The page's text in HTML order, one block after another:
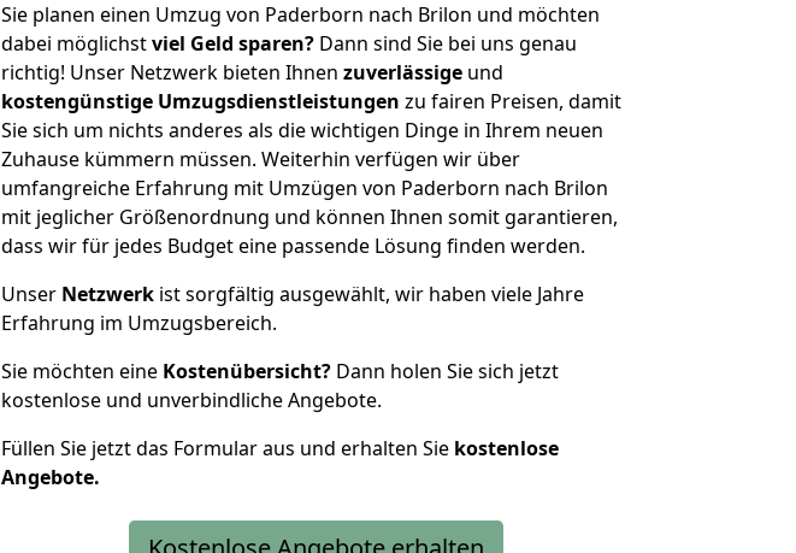
Sie planen einen Umzug von Paderborn nach Brilon und möchten
dabei möglichstviel Geld sparen? Dann sind Sie bei uns genau
richtig! Unser Netzwerk bieten Ihnen zuverlässige und
kostengünstige Umzugsdienstleistungen zu fairen Preisen, damit
Sie sich um nichts anderes als die wichtigen Dinge in Ihrem neuen
Zuhause kümmern müssen. Weiterhin verfügen wir über
umfangreiche Erfahrung mit Umzügen von Paderborn nach Brilon
mit jeglicher Größenordnung und können Ihnen somit garantieren,
dass wir für jedes Budget eine passende Lösung finden werden.
Unser Netzwerk ist sorgfältig ausgewählt, wir haben viele Jahre
Erfahrung im Umzugsbereich.
Sie möchten eine Kostenübersicht? Dann holen Sie sich jetzt
kostenlose und unverbindliche Angebote.
Füllen Sie jetzt das Formular aus und erhalten Sie kostenlose
Angebote.